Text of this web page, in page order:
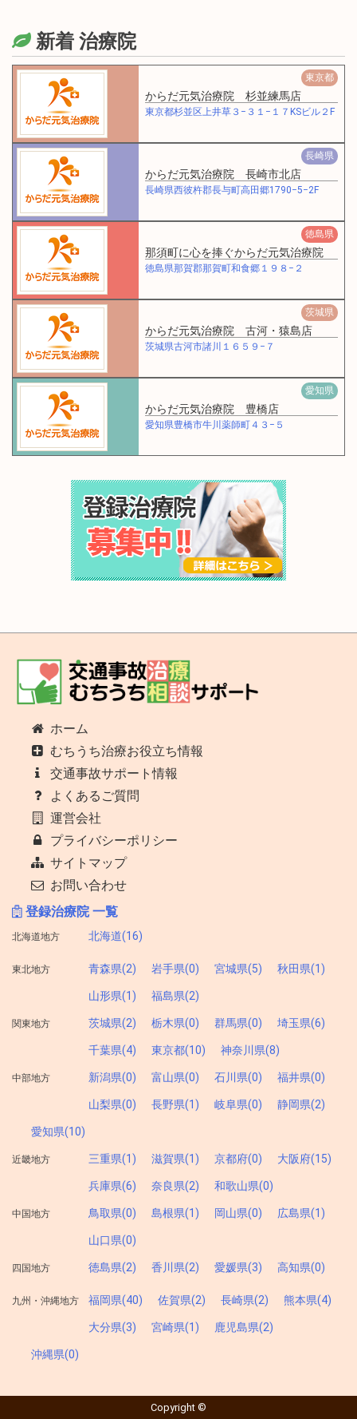
新着 治療院
東京都
からだ元気治療院 杉並練馬店
東京都杉並区上井草３−３１−１７KSビル２F
長崎県
からだ元気治療院 長崎市北店
長崎県西彼杵郡長与町高田郷1790−5−2F
徳島県
那須町に心を捧ぐからだ元気治療院
徳島県那賀郡那賀町和食郷１９８−２
茨城県
からだ元気治療院 古河・猿島店
茨城県古河市諸川１６５９−７
愛知県
からだ元気治療院 豊橋店
愛知県豊橋市牛川薬師町４３−５
ホーム
むちうち治療お役立ち情報
交通事故サポート情報
よくあるご質問
運営会社
プライバシーポリシー
サイトマップ
お問い合わせ
登録治療院 一覧
北海道地方 北海道(16)
東北地方 青森県(2) 岩手県(0) 宮城県(5) 秋田県(1)
山形県(1) 福島県(2)
関東地方 茨城県(2) 栃木県(0) 群馬県(0) 埼玉県(6)
千葉県(4) 東京都(10) 神奈川県(8)
中部地方 新潟県(0) 富山県(0) 石川県(0) 福井県(0)
山梨県(0) 長野県(1) 岐阜県(0) 静岡県(2)
愛知県(10)
近畿地方 三重県(1) 滋賀県(1) 京都府(0) 大阪府(15)
兵庫県(6) 奈良県(2) 和歌山県(0)
中国地方 鳥取県(0) 島根県(1) 岡山県(0) 広島県(1)
山口県(0)
四国地方 徳島県(2) 香川県(2) 愛媛県(3) 高知県(0)
九州・沖縄地方 福岡県(40) 佐賀県(2) 長崎県(2) 熊本県(4)
大分県(3) 宮崎県(1) 鹿児島県(2)
沖縄県(0)
Copyright ©